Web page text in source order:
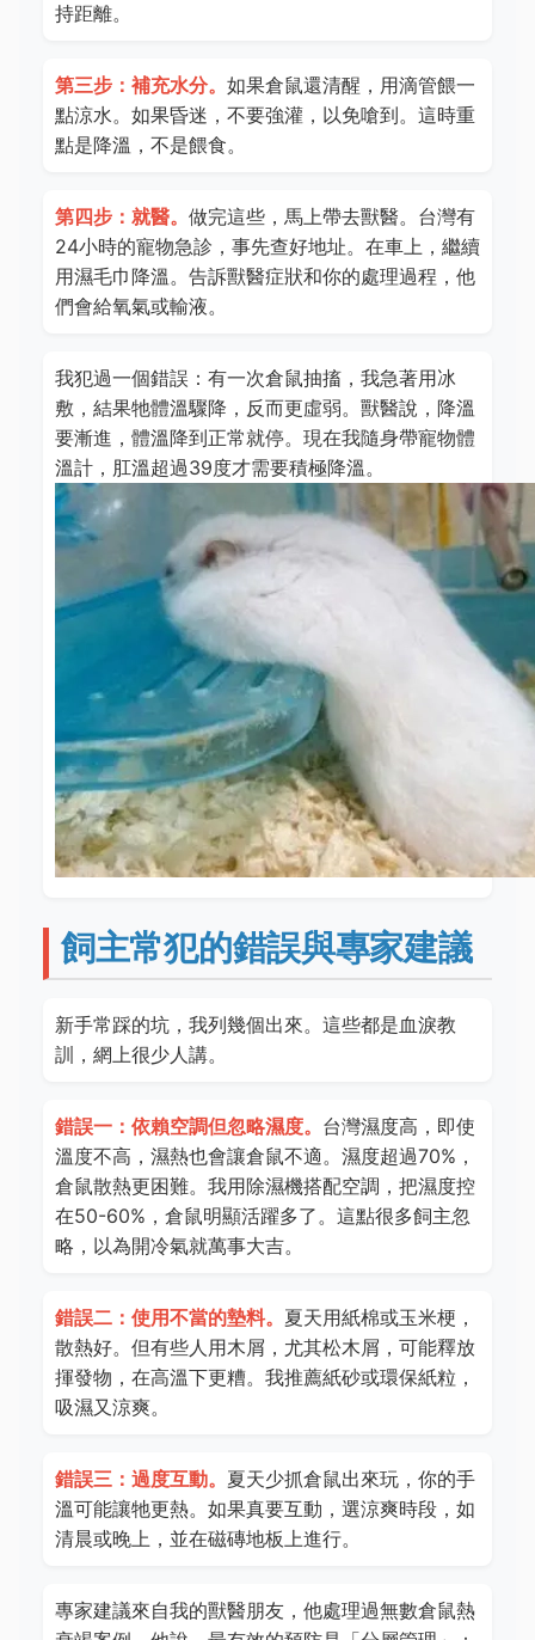
持距離。
第三步：補充水分。 如果倉鼠還清醒，用滴管餵一
點涼水。如果昏迷，不要強灌，以免嗆到。這時重
點是降溫，不是餵食。
第四步：就醫。 做完這些，馬上帶去獸醫。台灣有
24小時的寵物急診，事先查好地址。在車上，繼續
用濕毛巾降溫。告訴獸醫症狀和你的處理過程，他
們會給氧氣或輸液。
我犯過一個錯誤：有一次倉鼠抽搐，我急著用冰
敷，結果牠體溫驟降，反而更虛弱。獸醫說，降溫
要漸進，體溫降到正常就停。現在我隨身帶寵物體
溫計，肛溫超過39度才需要積極降溫。
飼主常犯的錯誤與專家建議
新手常踩的坑，我列幾個出來。這些都是血淚教
訓，網上很少人講。
錯誤一：依賴空調但忽略濕度。 台灣濕度高，即使
溫度不高，濕熱也會讓倉鼠不適。濕度超過70%，
倉鼠散熱更困難。我用除濕機搭配空調，把濕度控
在50-60%，倉鼠明顯活躍多了。這點很多飼主忽
略，以為開冷氣就萬事大吉。
錯誤二：使用不當的墊料。 夏天用紙棉或玉米梗，
散熱好。但有些人用木屑，尤其松木屑，可能釋放
揮發物，在高溫下更糟。我推薦紙砂或環保紙粒，
吸濕又涼爽。
錯誤三：過度互動。 夏天少抓倉鼠出來玩，你的手
溫可能讓牠更熱。如果真要互動，選涼爽時段，如
清晨或晚上，並在磁磚地板上進行。
專家建議來自我的獸醫朋友，他處理過無數倉鼠熱